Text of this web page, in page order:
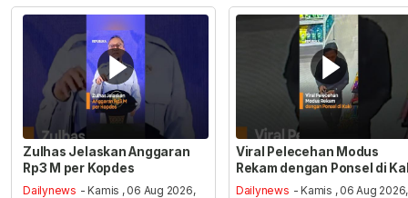
Zulhas Jelaskan Anggaran
Rp3 M per Kopdes
Dailynews - Kamis , 06 Aug 2026,
Viral Pelecehan Modus
Rekam dengan Ponsel di
Dailynews - Kamis , 06 Aug 2026,